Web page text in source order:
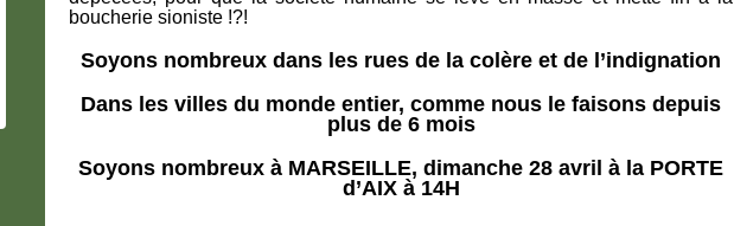
boucherie sioniste !?!
Soyons nombreux dans les rues de la colère et de l’indignation
Dans les villes du monde entier, comme nous le faisons depuis
plus de 6 mois
Soyons nombreux à MARSEILLE, dimanche 28 avril à la PORTE
d’AIX à 14H